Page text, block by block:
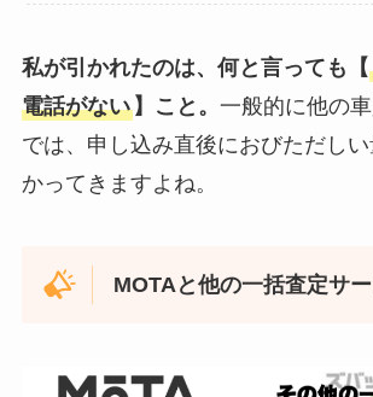
私が引かれたのは、何と言っても【
電話がない】こと。 一般的に他の
では、申し込み直後におびただし
かってきますよね。
MOTAと他の一括査定サ